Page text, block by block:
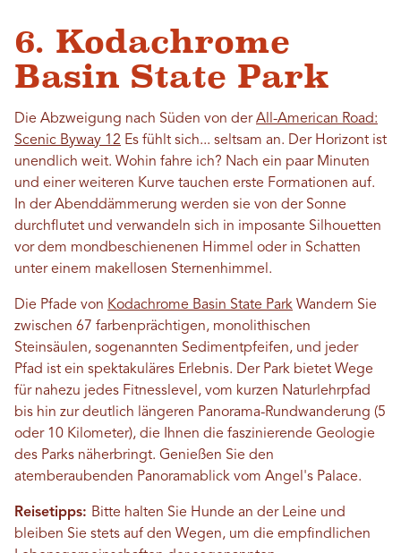
6. Kodachrome
Basin State Park
Die Abzweigung nach Süden von derAll-American Road:
Scenic Byway 12 Es fühlt sich... seltsam an. Der Horizont ist
unendlich weit. Wohin fahre ich? Nach ein paar Minuten
und einer weiteren Kurve tauchen erste Formationen auf.
In der Abenddämmerung werden sie von der Sonne
durchflutet und verwandeln sich in imposante Silhouetten
vor dem mondbeschienenen Himmel oder in Schatten
unter einem makellosen Sternenhimmel.
Die Pfade von Kodachrome Basin State Park Wandern Sie
zwischen 67 farbenprächtigen, monolithischen
Steinsäulen, sogenannten Sedimentpfeifen, und jeder
Pfad ist ein spektakuläres Erlebnis. Der Park bietet Wege
für nahezu jedes Fitnesslevel, vom kurzen Naturlehrpfad
bis hin zur deutlich längeren Panorama-Rundwanderung (5
oder 10 Kilometer), die Ihnen die faszinierende Geologie
des Parks näherbringt. Genießen Sie den
atemberaubenden Panoramablick vom Angel's Palace.
Reisetipps: Bitte halten Sie Hunde an der Leine und
bleiben Sie stets auf den Wegen, um die empfindlichen